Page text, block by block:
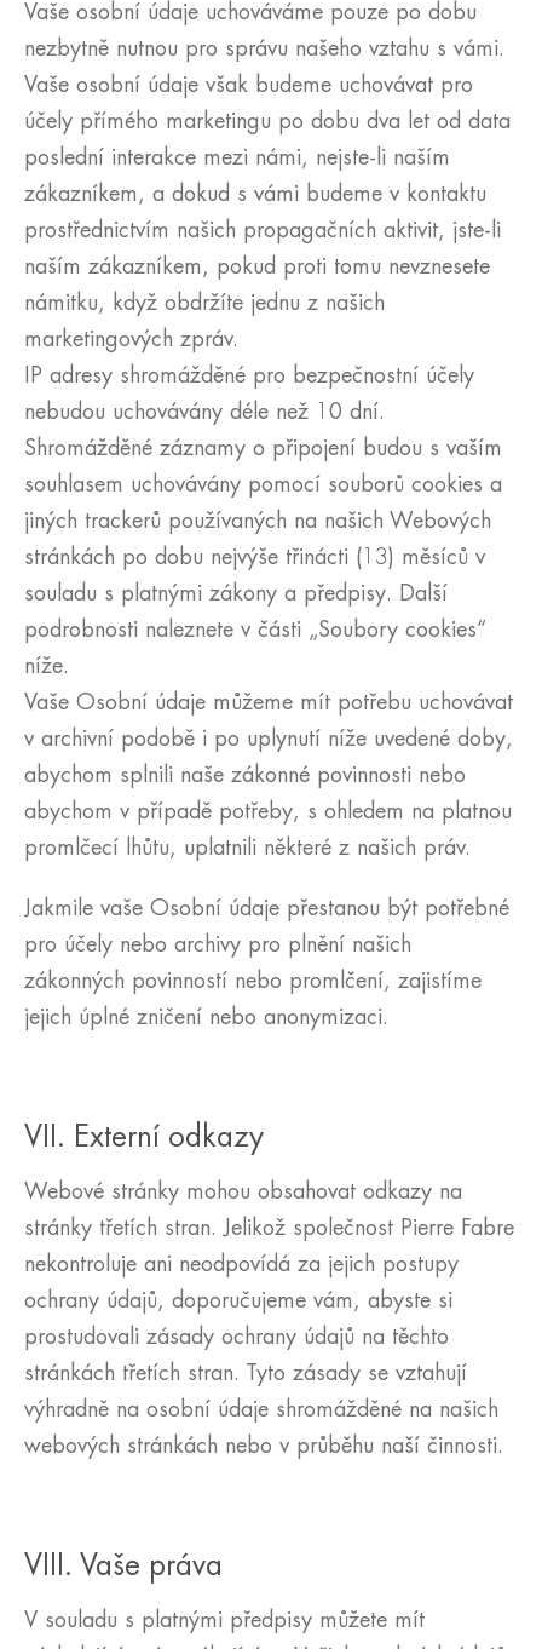
Vaše osobní údaje uchováváme pouze po dobu
nezbytně nutnou pro správu našeho vztahu s vámi.
Vaše osobní údaje však budeme uchovávat pro
účely přímého marketingu po dobu dva let od data
poslední interakce mezi námi, nejste-li naším
zákazníkem, a dokud s vámi budeme v kontaktu
prostřednictvím našich propagačních aktivit, jste-li
naším zákazníkem, pokud proti tomu nevznesete
námitku, když obdržíte jednu z našich
marketingových zpráv.
IP adresy shromážděné pro bezpečnostní účely
nebudou uchovávány déle než 10 dní.
Shromážděné záznamy o připojení budou s vaším
souhlasem uchovávány pomocí souborů cookies a
jiných trackerů používaných na našich Webových
stránkách po dobu nejvýše třinácti (13) měsíců v
souladu s platnými zákony a předpisy. Další
podrobnosti naleznete v části „Soubory cookies“
níže.
Vaše Osobní údaje můžeme mít potřebu uchovávat
v archivní podobě i po uplynutí níže uvedené doby,
abychom splnili naše zákonné povinnosti nebo
abychom v případě potřeby, s ohledem na platnou
promlčecí lhůtu, uplatnili některé z našich práv.
Jakmile vaše Osobní údaje přestanou být potřebné
pro účely nebo archivy pro plnění našich
zákonných povinností nebo promlčení, zajistíme
jejich úplné zničení nebo anonymizaci.
VII. Externí odkazy
Webové stránky mohou obsahovat odkazy na
stránky třetích stran. Jelikož společnost Pierre Fabre
nekontroluje ani neodpovídá za jejich postupy
ochrany údajů, doporučujeme vám, abyste si
prostudovali zásady ochrany údajů na těchto
stránkách třetích stran. Tyto zásady se vztahují
výhradně na osobní údaje shromážděné na našich
webových stránkách nebo v průběhu naší činnosti.
VIII. Vaše práva
V souladu s platnými předpisy můžete mít